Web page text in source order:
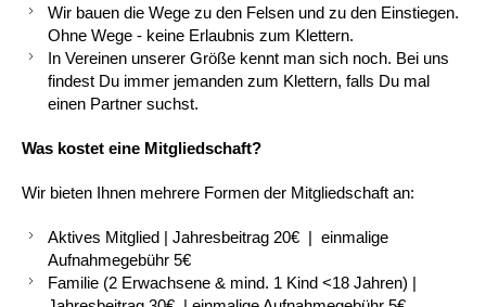
Wir bauen die Wege zu den Felsen und zu den Einstiegen.
Ohne Wege - keine Erlaubnis zum Klettern.
In Vereinen unserer Größe kennt man sich noch. Bei uns
findest Du immer jemanden zum Klettern, falls Du mal
einen Partner suchst.
Was kostet eine Mitgliedschaft?
Wir bieten Ihnen mehrere Formen der Mitgliedschaft an:
Aktives Mitglied | Jahresbeitrag 20€ | einmalige
Aufnahmegebühr 5€
Familie (2 Erwachsene & mind. 1 Kind <18 Jahren) |